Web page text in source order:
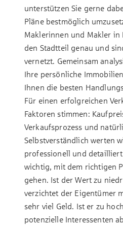
unterstützen Sie gerne
Pläne bestmöglich
Maklerinnen und Makler in
den Stadtteil genau und
vernetzt. Gemeinsam
Ihre persönliche
Ihnen die besten
Für einen erfolgreichen
Faktoren stimmen:
Verkaufsprozess und
Selbstverständlich werten
professionell und
wichtig, mit dem richtigen
gehen. Ist der Wert zu
verzichtet der Eigentümer
sehr viel Geld. Ist er zu
potenzielle Interessenten